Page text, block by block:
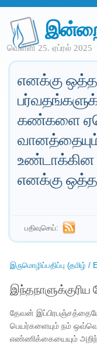
வெள்ளி 25. ஏப்ரல் 2025
எனக்கு
கண்களை
வானத்தையும்
உண்டாக்கின
எனக்கு
பதிவுசெய்:
இருமொழிப்பதிப்பு (தமிழ் /
தேவன்
பெயர்களையும் நம்
எண்ணிக்கையையும்